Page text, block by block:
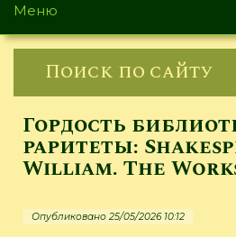
Меню
Поиск по сайту
Гордость
раритеты:
William. The
Опубликовано 25/05/2026 10:12